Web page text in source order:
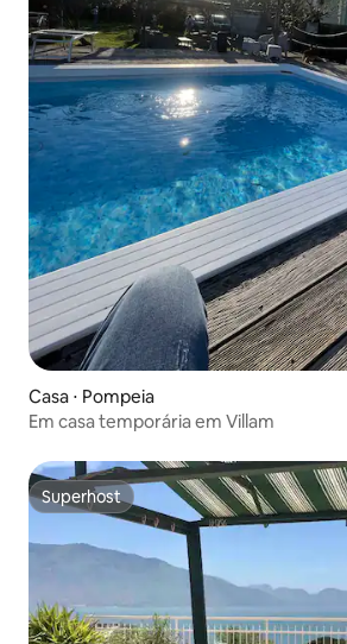
Casa ⋅ Pompeia
Em casa temporária em Villam
Superhost
Superhost